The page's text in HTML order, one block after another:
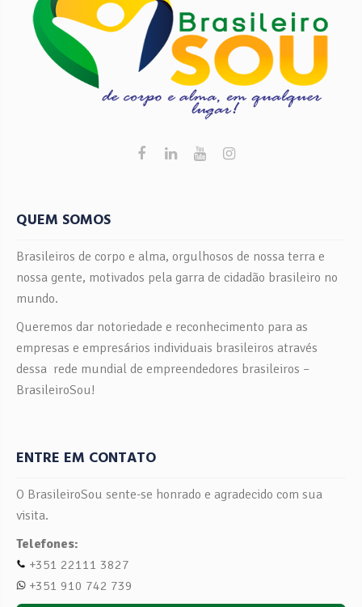
QUEM SOMOS
Brasileiros de corpo e alma, orgulhosos de nossa terra e
nossa gente, motivados pela garra de cidadão brasileiro no
mundo.
Queremos dar notoriedade e reconhecimento para as
empresas e empresários individuais brasileiros através
dessa rede mundial de empreendedores brasileiros –
BrasileiroSou!
ENTRE EM CONTATO
O BrasileiroSou sente-se honrado e agradecido com sua
visita.
Telefones:
+351 22111 3827
+351 910 742 739